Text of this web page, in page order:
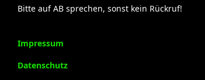
Bitte auf AB sprechen, sonst kein Rückruf!
Impressum
Datenschutz